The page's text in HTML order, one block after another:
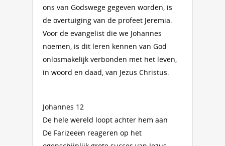
ons van Godswege gegeven worden, is
de overtuiging van de profeet Jeremia.
Voor de evangelist die we Johannes
noemen, is dit leren kennen van God
onlosmakelijk verbonden met het leven,
in woord en daad, van Jezus Christus.
Johannes 12
De hele wereld loopt achter hem aan
De Farizeeën reageren op het